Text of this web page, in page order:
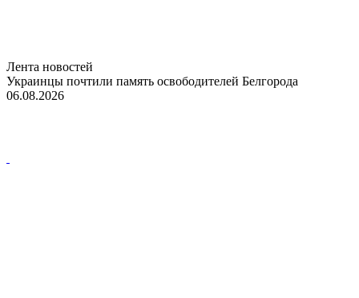
Лента новостей
Украинцы почтили память освободителей Белгорода
06.08.2026